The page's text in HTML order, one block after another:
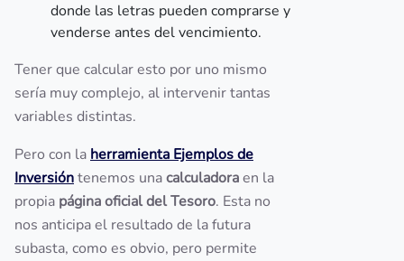
donde las letras pueden comprarse y
venderse antes del vencimiento.
Tener que calcular esto por uno mismo
sería muy complejo, al intervenir tantas
variables distintas.
Pero con la herramienta Ejemplos de
Inversióntenemos unacalculadoraen la
propia página oficial del Tesoro. Esta no
nos anticipa el resultado de la futura
subasta, como es obvio, pero permite